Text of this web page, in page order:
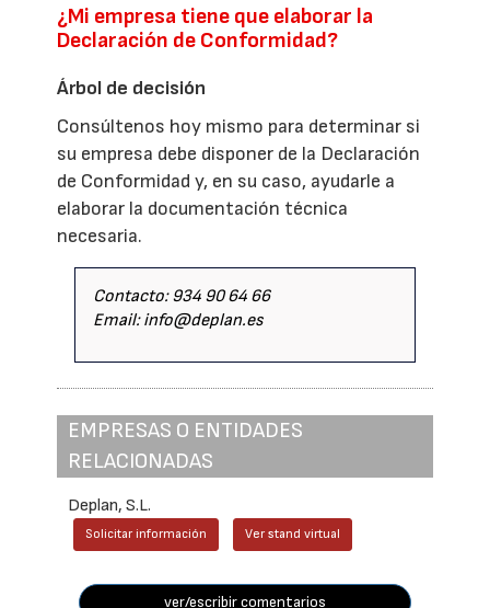
¿Mi empresa tiene que elaborar la
Declaración de Conformidad?
Árbol de decisión
Consúltenos hoy mismo para determinar si
su empresa debe disponer de la Declaración
de Conformidad y, en su caso, ayudarle a
elaborar la documentación técnica
necesaria.
Contacto: 934 90 64 66
Email: info@deplan.es
EMPRESAS O ENTIDADES
RELACIONADAS
Deplan, S.L.
Solicitar información Ver stand virtual
ver/escribir comentarios